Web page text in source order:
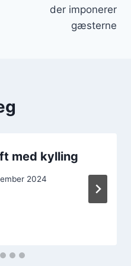
der imponerer
gæsterne
med kylling
2024